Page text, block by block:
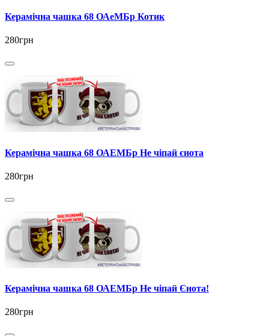
Керамічна чашка 68 ОАеМБр Котик
280грн
Керамічна чашка 68 ОАЕМБр Не чіпай єнота
280грн
Керамічна чашка 68 ОАЕМБр Не чіпай Єнота!
280грн